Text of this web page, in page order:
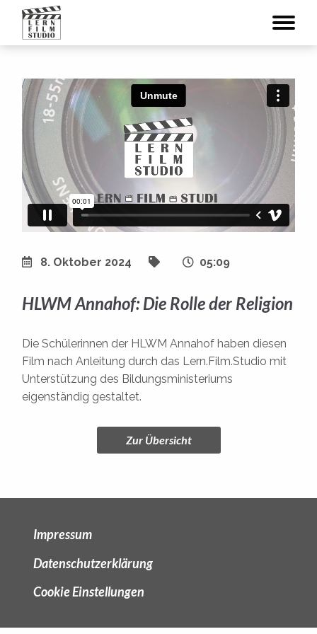
Die Schülerinnen der HLWM Annahof haben diesen
Film nach Anleitung durch das Lern.Film.Studio mit
Unterstützung des Bildungsministeriums
eigenständig gestaltet.
Zur Übersicht
8. Oktober 2024 05:09
HLWM Annahof: Die Rolle der Religion
Impressum
Datenschutzerklärung
Cookie Einstellungen